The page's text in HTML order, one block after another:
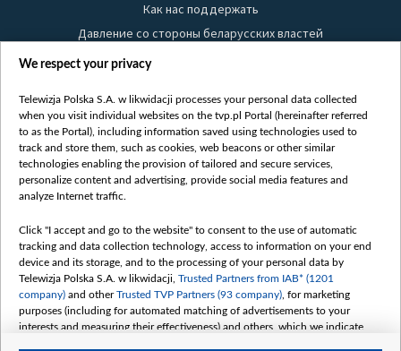
Как нас поддержать
Давление со стороны беларусских властей
Правила использования материалов
Безопасность
Youtube
Белсат news
Белсат Life
Belsat English
Biełsat PL
Белсат Now
Белсат Shorts
Белсат History
We respect your privacy
Telewizja Polska S.A. w likwidacji processes your personal data collected
when you visit individual websites on the tvp.pl Portal (hereinafter referred
to as the Portal), including information saved using technologies used to
track and store them, such as cookies, web beacons or other similar
technologies enabling the provision of tailored and secure services,
personalize content and advertising, provide social media features and
analyze Internet traffic.
Click "I accept and go to the website" to consent to the use of automatic
tracking and data collection technology, access to information on your end
device and its storage, and to the processing of your personal data by
Telewizja Polska S.A. w likwidacji, Trusted Partners from IAB* (1201
company) and otherTrusted TVP Partners (93 company) , for marketing
purposes (including for automated matching of advertisements to your
interests and measuring their effectiveness) and others, which we indicate